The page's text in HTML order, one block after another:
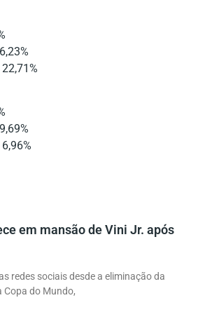
em mansão de Vini Jr. após
redes sociais desde a eliminação da
Copa do Mundo,